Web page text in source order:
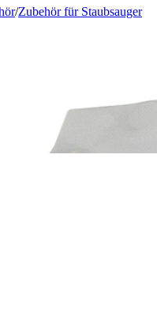
/Zubehör für Staubsauger